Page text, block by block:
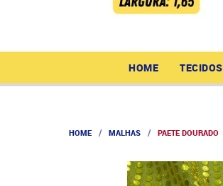
HOME TECIDOS
HOME MALHAS PAETE DOURADO